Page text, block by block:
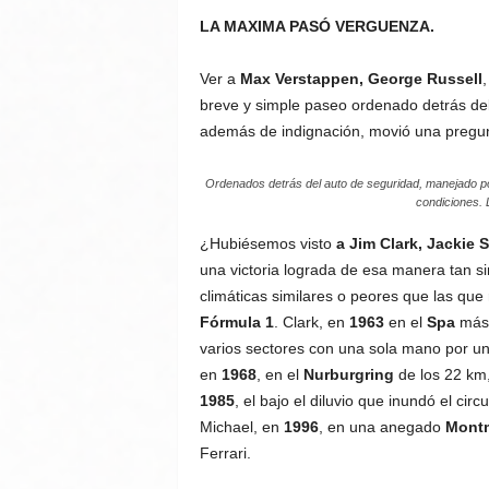
LA MAXIMA PASÓ VERGUENZA.
Ver a Max Verstappen, George Russell
breve y simple paseo ordenado detrás
además de indignación, movió una
Ordenados detrás del auto de seguridad, manejado
condiciones.
¿Hubiésemos visto a Jim Clark, Jackie
una victoria lograda de esa manera tan
climáticas similares o peores que las
Fórmula 1. Clark, en 1963 en el Spamás
varios sectores con una sola mano por
en 1968, en el Nurburgring de los 22
1985, el bajo el diluvio que inundó el
Michael, en 1996, en una anegado
Ferrari.